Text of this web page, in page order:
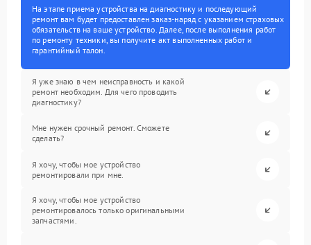
На этапе приема устройства на диагностику и последующий
ремонт вам будет предоставлен заказ-наряд с указанием страховых
обязательств на ваше устройство. Далее, после выполнения работ
по ремонту техники, вы получите акт выполненных работ и
гарантийный талон.
Я уже знаю в чем неисправность и какой
ремонт необходим. Для чего проводить
диагностику?
Мне нужен срочный ремонт. Сможете
сделать?
Я хочу, чтобы мое устройство
ремонтировали при мне.
Я хочу, чтобы мое устройство
ремонтировалось только оригинальными
запчастями.